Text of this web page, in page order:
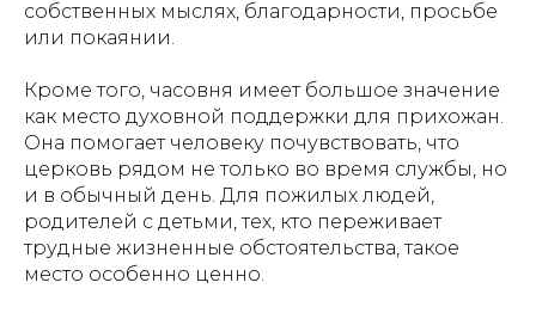
собственных мыслях, благодарности, просьбе
или покаянии.
Кроме того, часовня имеет большое значение
как место духовной поддержки для прихожан.
Она помогает человеку почувствовать, что
церковь рядом не только во время службы, но
и в обычный день. Для пожилых людей,
родителей с детьми, тех, кто переживает
трудные жизненные обстоятельства, такое
место особенно ценно.